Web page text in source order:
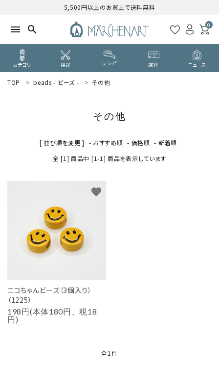
5,500円以上のお買上で送料無料
menu search 0
カテゴリ 用途 レシピ 講座 ニュース
新規会員登録
用途から探す
WORKSHOP
NEWS
お知らせ
SHOP
TOP beads - ビーズ - その他
その他
[ 並び順を変更 ] - おすすめ順 - 価格順 - 新着順
全 [1] 商品中 [1-1] 商品を表示しています
ニコちゃんビーズ（3個入り）
（1225）
198円(本体180円、税18
円)
favorite
全1件